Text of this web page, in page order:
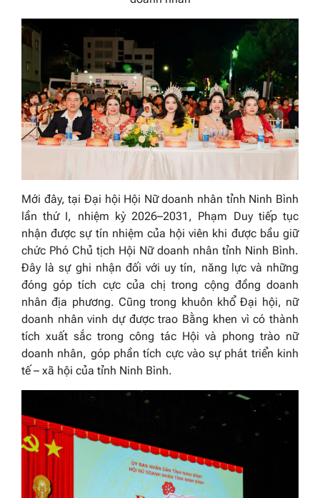
Mới đây, tại Đại hội Hội Nữ doanh nhân tỉnh Ninh Bình
lần thứ I, nhiệm kỳ 2026–2031, Phạm Duy tiếp tục
nhận được sự tín nhiệm của hội viên khi được bầu giữ
chức Phó Chủ tịch Hội Nữ doanh nhân tỉnh Ninh Bình.
Đây là sự ghi nhận đối với uy tín, năng lực và những
đóng góp tích cực của chị trong cộng đồng doanh
nhân địa phương. Cũng trong khuôn khổ Đại hội, nữ
doanh nhân vinh dự được trao Bằng khen vì có thành
tích xuất sắc trong công tác Hội và phong trào nữ
doanh nhân, góp phần tích cực vào sự phát triển kinh
tế – xã hội của tỉnh Ninh Bình.